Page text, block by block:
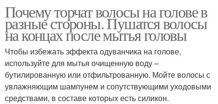
Почему торчат волосы на голове в
разные стороны. Пушатся волосы
на концах после мытья головы
Чтобы избежать эффекта одуванчика на голове,
используйте для мытья очищенную воду –
бутилированную или отфильтрованную. Мойте волосы с
увлажняющим шампунем и сопутствующими уходовыми
средствами, в составе которых есть силикон.